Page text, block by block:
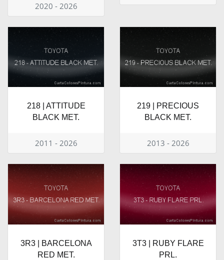
2020 - 2026
218 | ATTITUDE
BLACK MET.
2011 - 2026
219 | PRECIOUS
BLACK MET.
2013 - 2026
3R3 | BARCELONA
RED MET.
3T3 | RUBY FLARE
PRL.